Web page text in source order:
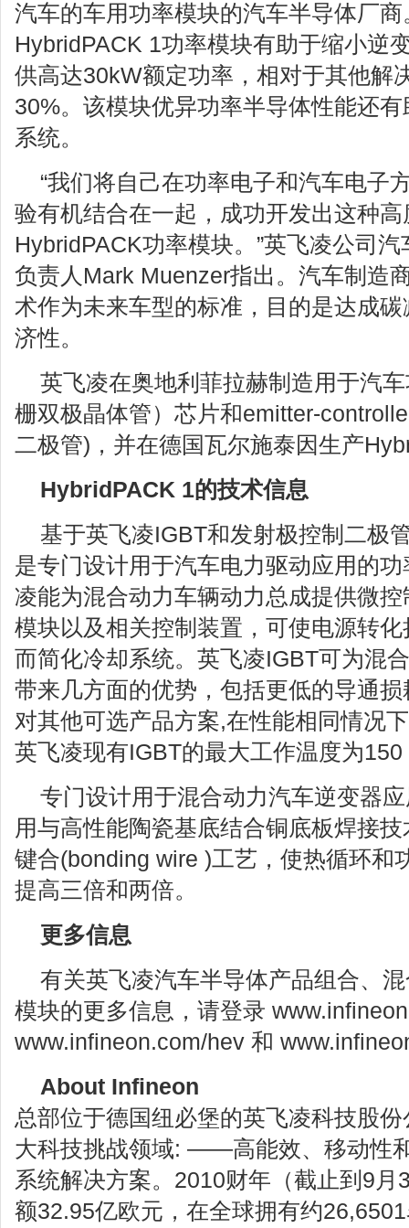
汽车的车用功率模块的汽车半导体厂
HybridPACK 1功率模块有助于缩小逆
供高达30kW额定功率，相对于其他解
30%。该模块优异功率半导体性能还
系统。
“我们将自己在功率电子和汽车电子
验有机结合在一起，成功开发出这种
HybridPACK功率模块。”英飞凌公司
负责人Mark Muenzer指出。汽车制造
术作为未来车型的标准，目的是达成
济性。
英飞凌在奥地利菲拉赫制造用于汽
栅双极晶体管）芯片和emitter-
二极管)，并在德国瓦尔施泰因生产
HybridPACK 1的技术信息
基于英飞凌IGBT和发射极控制二极
是专门设计用于汽车电力驱动应用的
凌能为混合动力车辆动力总成提供微
模块以及相关控制装置，可使电源转
而简化冷却系统。英飞凌IGBT可为混
带来几方面的优势，包括更低的导通
对其他可选产品方案,在性能相同情况
英飞凌现有IGBT的最大工作温度为150
专门设计用于混合动力汽车逆变器
用与高性能陶瓷基底结合铜底板焊接
键合(bonding wire )工艺，使热循环和
提高三倍和两倍。
更多信息
有关英飞凌汽车半导体产品组合、
模块的更多信息，请登录
www.infineon.com/hev 和
About Infineon
总部位于德国纽必堡的英飞凌科技股
大科技挑战领域: ——高能效、移动性
系统解决方案。2010财年（截止到9月
额32.95亿欧元，在全球拥有约